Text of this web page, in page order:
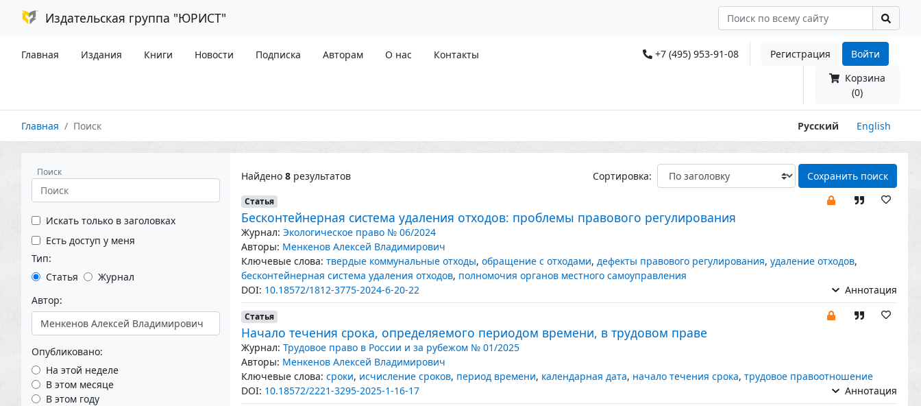
Издательская группа "ЮРИСТ"
Главная Издания Книги Новости Подписка Авторам О нас Контакты +7 (495) 953-91-08 Регистрация
Войти
Корзина
(0)
Главная Поиск Русский English
Поиск
Искать только в заголовках
Есть доступ у меня
Тип:
Статья
Журнал
Автор:
Опубликовано:
На этой неделе
В этом месяце
В этом году
Найдено 8 результатов Сортировка: Сохранить поиск
Статья
Бесконтейнерная система удаления отходов: проблемы правового регулирования
Журнал: Экологическое право № 06/2024
Авторы: Менкенов Алексей Владимирович
Ключевые слова: твердые коммунальные отходы, обращение с отходами, дефекты правового регулирования, удаление отходов,
бесконтейнерная система удаления отходов, полномочия органов местного самоуправления
DOI: 10.18572/1812-3775-2024-6-20-22 Аннотация
Статья
Начало течения срока, определяемого периодом времени, в трудовом праве
Журнал: Трудовое право в России и за рубежом № 01/2025
Авторы: Менкенов Алексей Владимирович
Ключевые слова: сроки, исчисление сроков, период времени, календарная дата, начало течения срока, трудовое правоотношение
DOI: 10.18572/2221-3295-2025-1-16-17 Аннотация